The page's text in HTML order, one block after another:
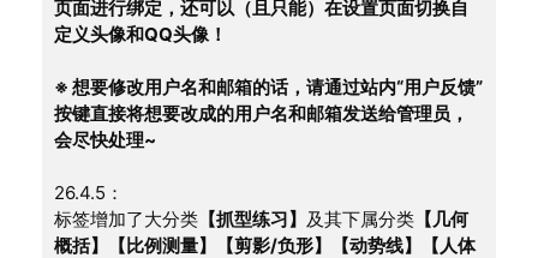
页面进行绑定，还可以（且只能）在设置页面切换自
定义头像和QQ头像！
※ 想要修改用户名和邮箱的话，请通过站内“用户反馈”
按键直接将想要改成的用户名和邮箱发送给管理员，
会尽快处理~
26.4.5：
标签增加了大分类 【抓型练习】 及其下属分类 【几何
概括】【比例测量】【剪影/负形】【动势线】【人体